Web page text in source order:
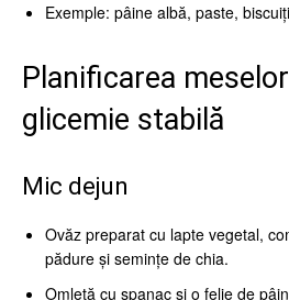
Exemple: pâine albă, paste,
Planificarea
glicemie stabilă
Mic dejun
Ovăz preparat cu lapte vegetal,
pădure și semințe de chia.
Omletă cu spanac și o felie de